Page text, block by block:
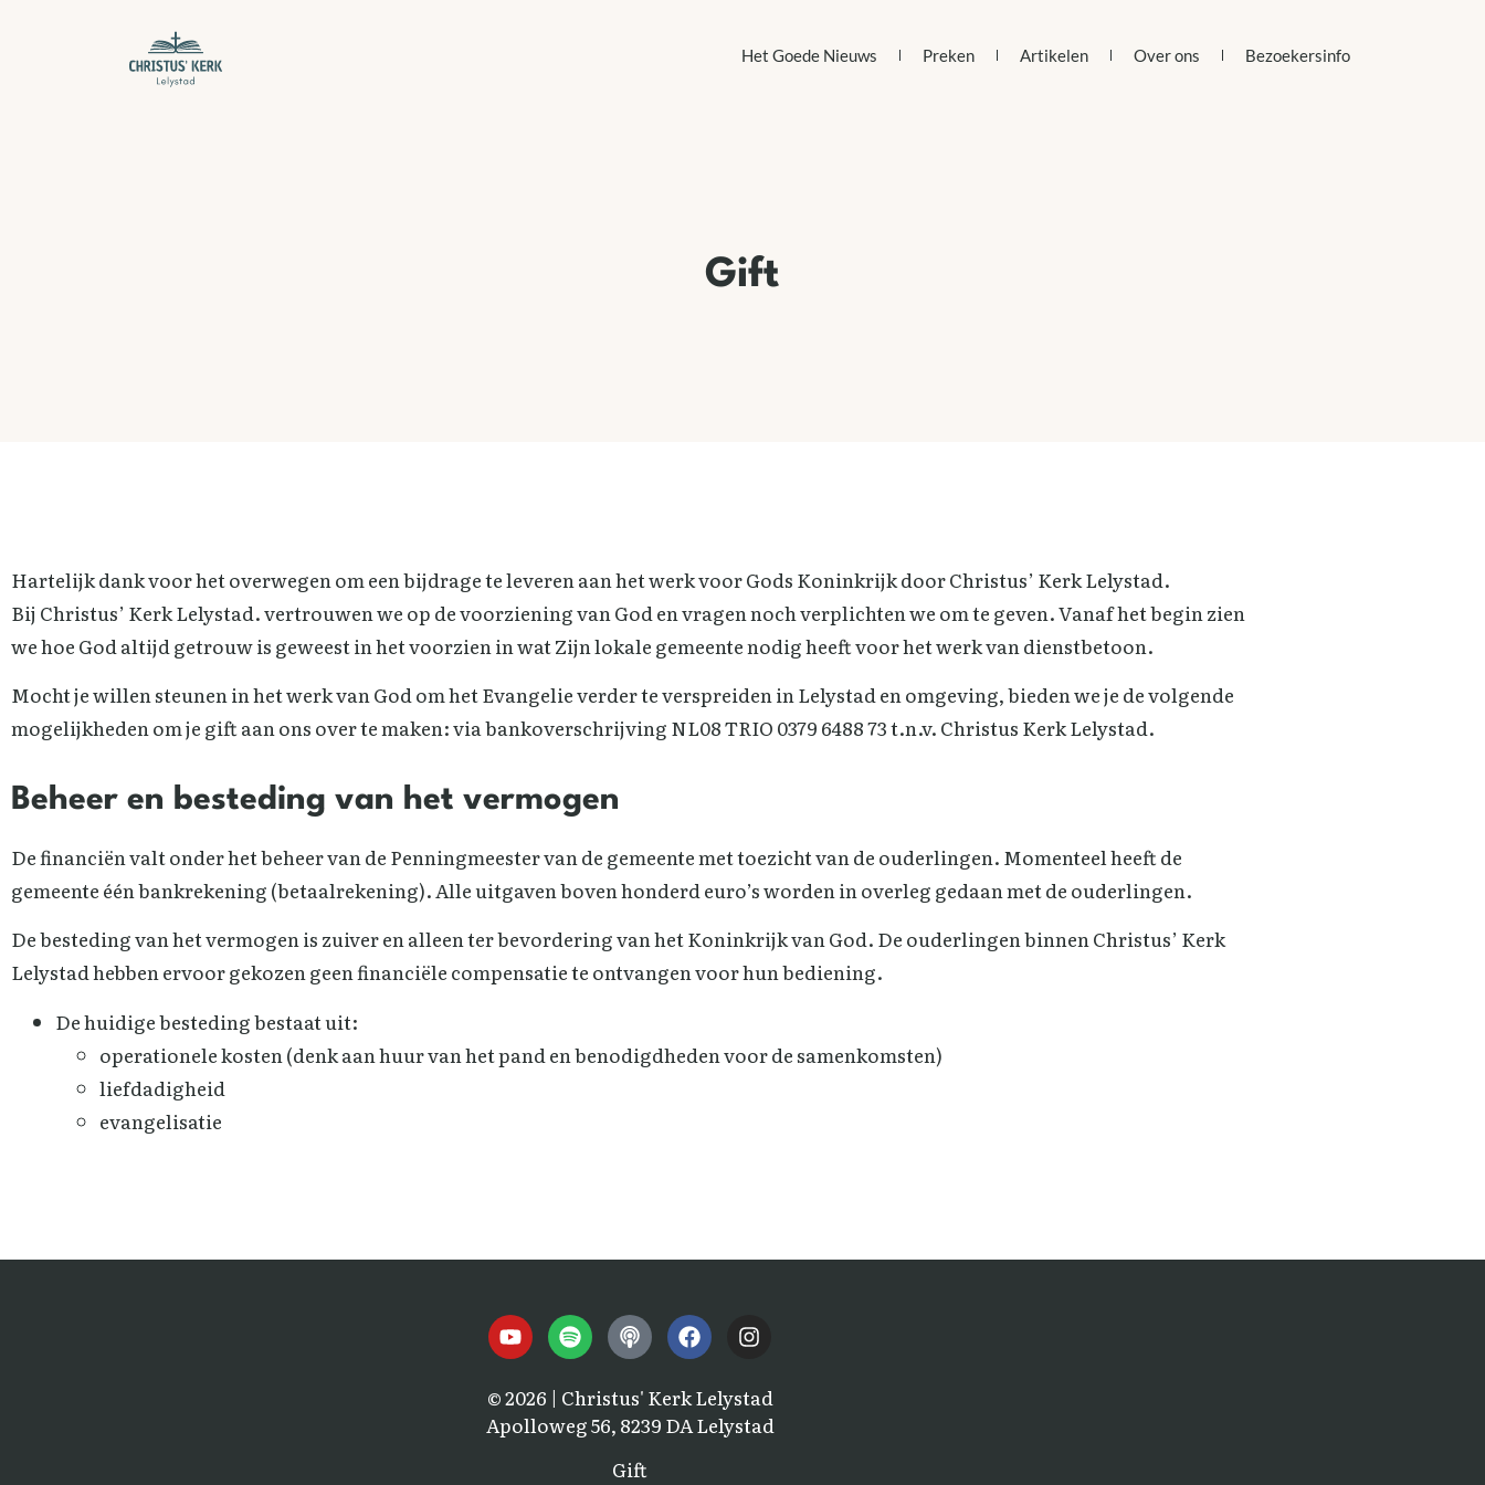
Het Goede Nieuws Preken Artikelen Over ons Bezoekersinfo
Gift
Hartelijk dank voor het overwegen om een bijdrage te leveren aan het werk voor Gods Koninkrijk door Christus’ Kerk Lelystad.
Bij Christus’ Kerk Lelystad. vertrouwen we op de voorziening van God en vragen noch verplichten we om te geven. Vanaf het begin zien
we hoe God altijd getrouw is geweest in het voorzien in wat Zijn lokale gemeente nodig heeft voor het werk van dienstbetoon.
Mocht je willen steunen in het werk van God om het Evangelie verder te verspreiden in Lelystad en omgeving, bieden we je de volgende
mogelijkheden om je gift aan ons over te maken: via bankoverschrijving NL08 TRIO 0379 6488 73 t.n.v. Christus Kerk Lelystad.
Beheer en besteding van het vermogen
De financiën valt onder het beheer van de Penningmeester van de gemeente met toezicht van de ouderlingen. Momenteel heeft de
gemeente één bankrekening (betaalrekening). Alle uitgaven boven honderd euro’s worden in overleg gedaan met de ouderlingen.
De besteding van het vermogen is zuiver en alleen ter bevordering van het Koninkrijk van God. De ouderlingen binnen Christus’ Kerk
Lelystad hebben ervoor gekozen geen financiële compensatie te ontvangen voor hun bediening.
De huidige besteding bestaat uit:
operationele kosten (denk aan huur van het pand en benodigdheden voor de samenkomsten)
liefdadigheid
evangelisatie
© 2026 | Christus' Kerk Lelystad
Apolloweg 56, 8239 DA Lelystad
Gift